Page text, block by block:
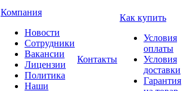
Компания
Новости
Сотрудники
Вакансии
Лицензии
Политика
Наши
Контакты
Как купить
Условия
оплаты
Условия
доставки
Гарантия